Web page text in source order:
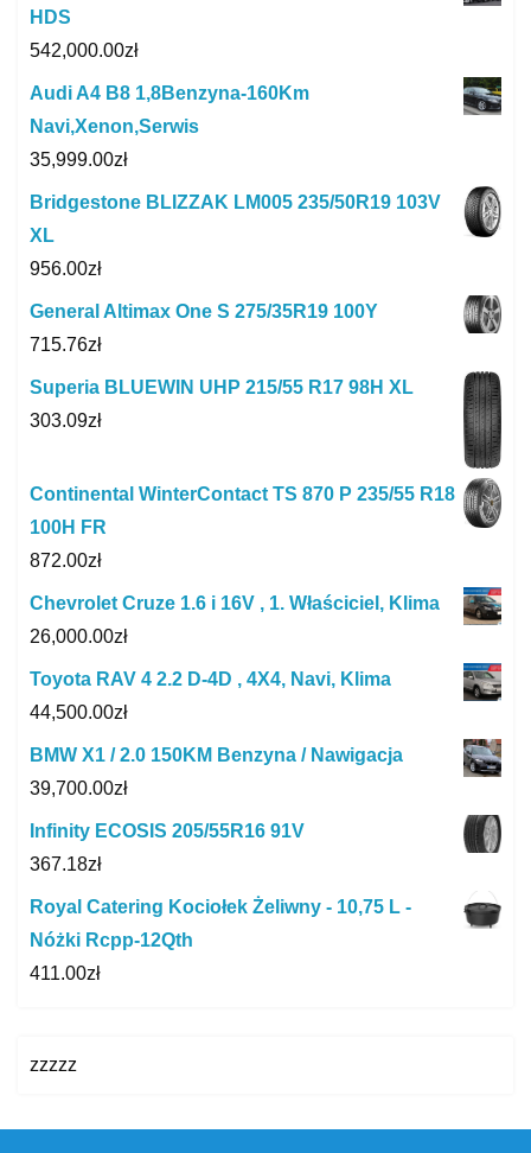
HDS
542,000.00zł
Audi A4 B8 1,8Benzyna-160Km
Navi,Xenon,Serwis
35,999.00zł
Bridgestone BLIZZAK LM005 235/50R19 103V
XL
956.00zł
General Altimax One S 275/35R19 100Y
715.76zł
Superia BLUEWIN UHP 215/55 R17 98H XL
303.09zł
Continental WinterContact TS 870 P 235/55 R18
100H FR
872.00zł
Chevrolet Cruze 1.6 i 16V , 1. Właściciel, Klima
26,000.00zł
Toyota RAV 4 2.2 D-4D , 4X4, Navi, Klima
44,500.00zł
BMW X1 / 2.0 150KM Benzyna / Nawigacja
39,700.00zł
Infinity ECOSIS 205/55R16 91V
367.18zł
Royal Catering Kociołek Żeliwny - 10,75 L -
Nóżki Rcpp-12Qth
411.00zł
zzzzz